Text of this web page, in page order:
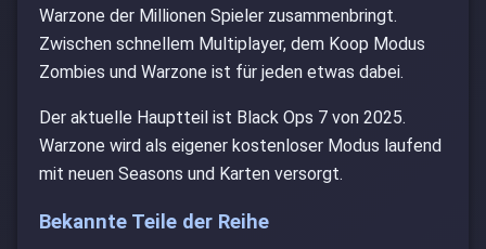
Suche
Warzone der Millionen Spieler zusammenbringt.
Zwischen schnellem Multiplayer, dem Koop Modus
Zombies und Warzone ist für jeden etwas dabei.
Der aktuelle Hauptteil ist Black Ops 7 von 2025.
Warzone wird als eigener kostenloser Modus laufend
mit neuen Seasons und Karten versorgt.
Bekannte Teile der Reihe